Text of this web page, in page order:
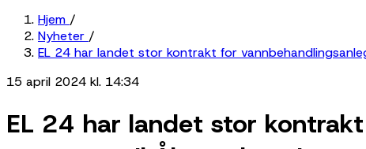
Hjem /
Nyheter /
EL 24 har landet stor kontrakt for
15 april 2024 kl. 14:34
EL 24 har landet stor